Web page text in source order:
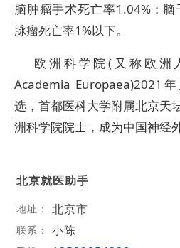
脑肿瘤手术死亡率1.04%；
脉瘤死亡率1%以下。
欧洲科学院(又称欧洲
Academia Europaea)2021
选，首都医科大学附属北京天
洲科学院院士，成为中国神经
北京就医助手
地址： 北京市
联系： 小陈